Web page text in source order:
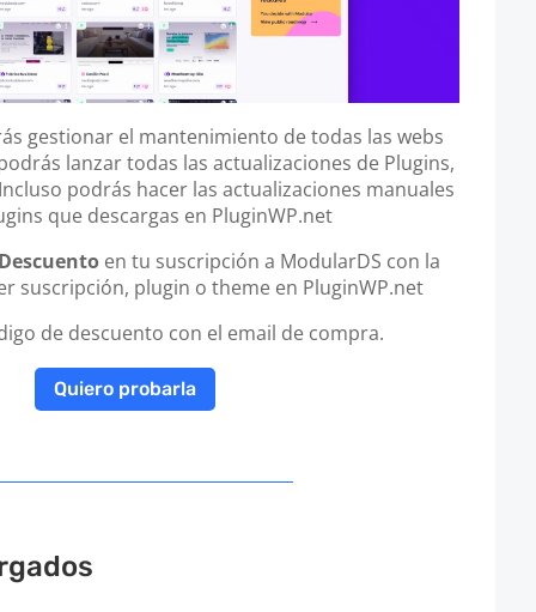
gestionar el mantenimiento de todas las webs
lanzar todas las actualizaciones de Plugins,
podrás hacer las actualizaciones manuales
que descargas en PluginWP.net
en tu suscripción a ModularDS con la
suscripción, plugin o theme en PluginWP.net
de descuento con el email de compra.
Quiero probarla